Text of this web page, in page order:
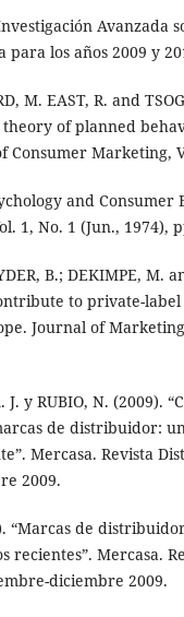
Avanzada
los años 2009 y
M. EAST, R. and
theory of planned
Marketing,
and
1, No. 1 (Jun., 1974),
B.; DEKIMPE, M.
to private-label
Journal of
J. y RUBIO, N. (2009).
de distribuidor:
Mercasa. Revista
2009.
“Marcas de
recientes”. Mercasa.
diciembre 2009.